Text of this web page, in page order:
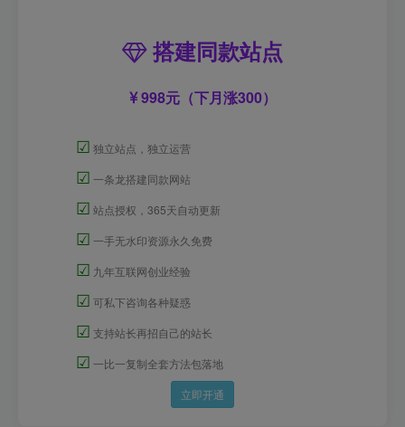
搭建同款站点
998元（下月涨300）
☑ 独立站点，独立运营
☑ 一条龙搭建同款网站
☑ 站点授权，365天自动更新
☑ 一手无水印资源永久免费
☑ 九年互联网创业经验
☑ 可私下咨询各种疑惑
☑ 支持站长再招自己的站长
☑ 一比一复制全套方法包落地
立即开通